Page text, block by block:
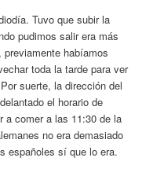
Tuvo que subir la
pudimos salir era más
habíamos
toda la tarde para ver
suerte, la dirección del
el horario de
a comer a las 11:30 de la
no era demasiado
españoles sí que lo era.